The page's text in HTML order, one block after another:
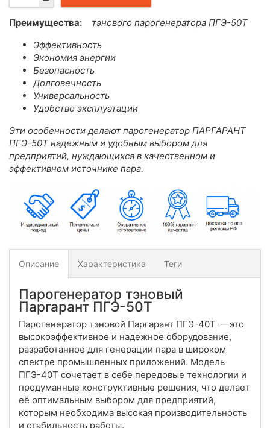
Преимущества:
тэнового парогенератора ПГЭ-50Т
Эффективность
Экономия энергии
Безопасность
Долговечность
Универсальность
Удобство эксплуатации
Эти особенности делают парогенератор ПАРГАРАНТ
ПГЭ-50Т надежным и удобным выбором для
предприятий, нуждающихся в качественном и
эффективном источнике пара.
Описание Характеристика Теги
Парогенератор тэновый
Паргарант ПГЭ-50Т
Парогенератор тэновой Паргарант ПГЭ-40Т — это
высокоэффективное и надежное оборудование,
разработанное для генерации пара в широком
спектре промышленных приложений. Модель
ПГЭ-40Т сочетает в себе передовые технологии и
продуманные конструктивные решения, что делает
её оптимальным выбором для предприятий,
которым необходима высокая производительность
и стабильность работы.